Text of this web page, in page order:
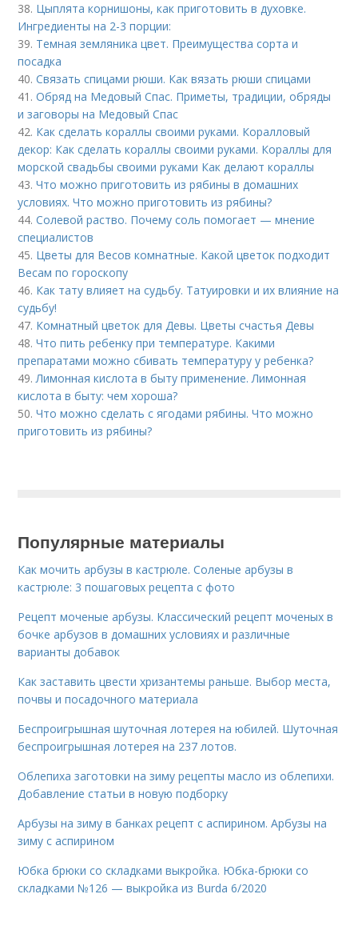
38. Цыплята корнишоны, как приготовить в духовке.
Ингредиенты на 2-3 порции:
39. Темная земляника цвет. Преимущества сорта и
посадка
40.Связать спицами рюши. Как вязать рюши спицами
41.Обряд на Медовый Спас. Приметы, традиции, обряды
и заговоры на Медовый Спас
42. Как сделать кораллы своими руками. Коралловый
декор: Как сделать кораллы своими руками. Кораллы для
морской свадьбы своими руками Как делают кораллы
43.Что можно приготовить из рябины в домашних
условиях. Что можно приготовить из рябины?
44.Солевой раство. Почему соль помогает — мнение
специалистов
45. Цветы для Весов комнатные. Какой цветок подходит
Весам по гороскопу
46. Как тату влияет на судьбу. Татуировки и их влияние на
судьбу!
47. Комнатный цветок для Девы. Цветы счастья Девы
48.Что пить ребенку при температуре. Какими
препаратами можно сбивать температуру у ребенка?
49.Лимонная кислота в быту применение. Лимонная
кислота в быту: чем хороша?
50.Что можно сделать с ягодами рябины. Что можно
приготовить из рябины?
Популярные материалы
Как мочить арбузы в кастрюле. Соленые арбузы в
кастрюле: 3 пошаговых рецепта с фото
Рецепт моченые арбузы. Классический рецепт моченых в
бочке арбузов в домашних условиях и различные
варианты добавок
Как заставить цвести хризантемы раньше. Выбор места,
почвы и посадочного материала
Беспроигрышная шуточная лотерея на юбилей. Шуточная
беспроигрышная лотерея на 237 лотов.
Облепиха заготовки на зиму рецепты масло из облепихи.
Добавление статьи в новую подборку
Арбузы на зиму в банках рецепт с аспирином. Арбузы на
зиму с аспирином
Юбка брюки со складками выкройка. Юбка-брюки со
складками №126 — выкройка из Burda 6/2020